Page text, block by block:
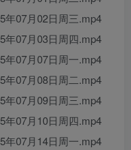
年07月02日周三.mp4
年07月03日周四.mp4
年07月07日周一.mp4
年07月08日周二.mp4
年07月09日周三.mp4
年07月10日周四.mp4
年07月14日周一.mp4